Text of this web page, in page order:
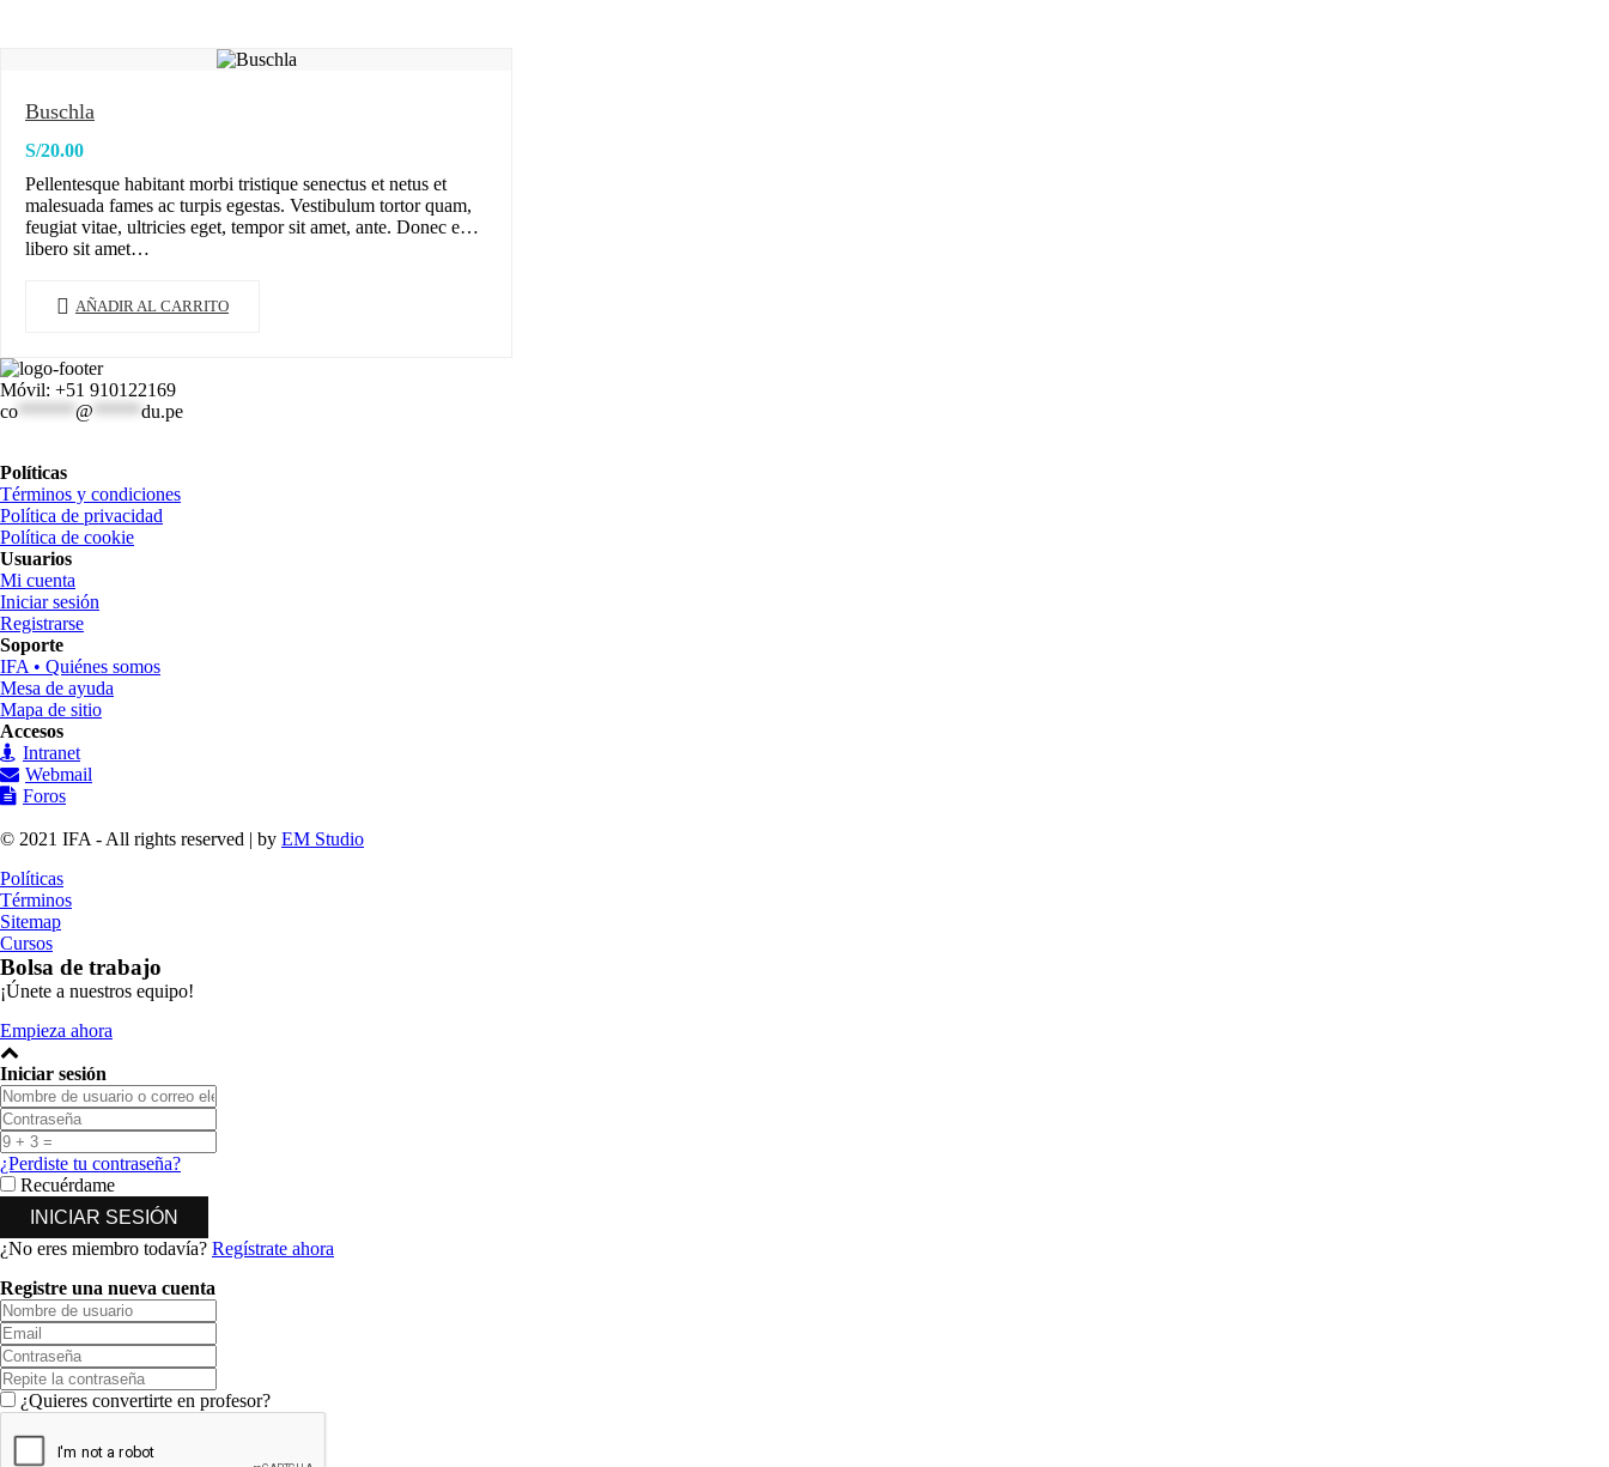
Buschla
S/20.00
Pellentesque habitant morbi tristique senectus et netus et
malesuada fames ac turpis egestas. Vestibulum tortor quam,
feugiat vitae, ultricies eget, tempor sit amet, ante. Donec eu
libero sit amet…
AÑADIR AL CARRITO
Móvil: +51 910122169
co
@ du.pe
Políticas
Términos y condiciones
Política de privacidad
Política de cookie
Usuarios
Mi cuenta
Iniciar sesión
Registrarse
Soporte
IFA • Quiénes somos
Mesa de ayuda
Mapa de sitio
Accesos
Intranet
Webmail
Foros
© 2021 IFA - All rights reserved | by EM Studio
Políticas
Términos
Sitemap
Cursos
Bolsa de trabajo
¡Únete a nuestros equipo!
Empieza ahora
Iniciar sesión
¿Perdiste tu contraseña?
Recuérdame
¿No eres miembro todavía? Regístrate ahora
Registre una nueva cuenta
¿Quieres convertirte en profesor?